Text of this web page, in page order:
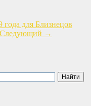
года для Близнецов
Следующий →